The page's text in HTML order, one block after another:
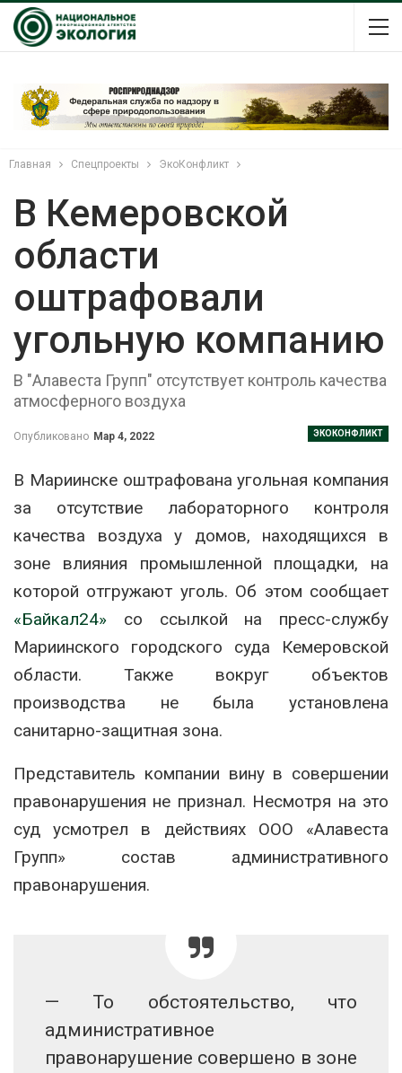
Главная Спецпроекты ЭкоКонфликт
В Кемеровской
области
оштрафовали
угольную компанию
В "Алавеста Групп" отсутствует контроль качества
атмосферного воздуха
ЭКОКОНФЛИКТ
Опубликовано Мар 4, 2022
В Мариинске оштрафована угольная компания
за отсутствие лабораторного контроля
качества воздуха у домов, находящихся в
зоне влияния промышленной площадки, на
которой отгружают уголь. Об этом сообщает
«Байкал24» со ссылкой на пресс-службу
Мариинского городского суда Кемеровской
области. Также вокруг объектов
производства не была установлена
санитарно-защитная зона.
Представитель компании вину в совершении
правонарушения не признал. Несмотря на это
суд усмотрел в действиях ООО «Алавеста
Групп» состав административного
правонарушения.
— То обстоятельство, что
административное
правонарушение совершено в зоне